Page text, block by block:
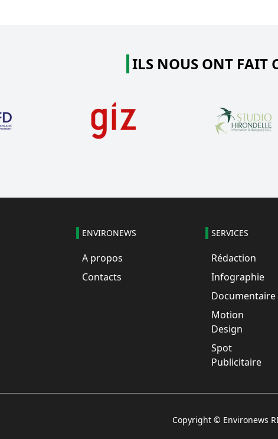
ILS NOUS ONT FAIT
ENVIRONEWS
A propos
Contacts
SERVICES
Rédaction
Infographie
Documentaire
Motion
Design
Spot
Publicitaire
Copyright © Environews